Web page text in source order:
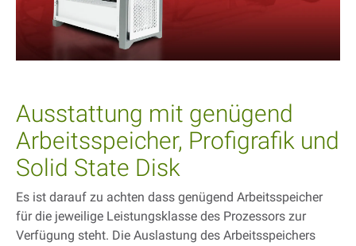
Ausstattung mit genügend
Arbeitsspeicher, Profigrafik und
Solid State Disk
Es ist darauf zu achten dass genügend Arbeitsspeicher
für die jeweilige Leistungsklasse des Prozessors zur
Verfügung steht. Die Auslastung des Arbeitsspeichers